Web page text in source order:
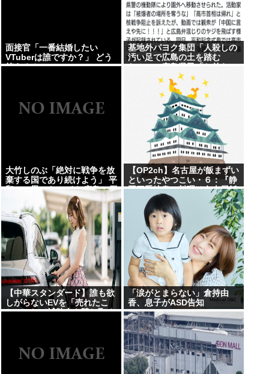
面接官「一番結婚したい
VTuberは誰ですか？」 どう
答える？
基地外パヨク集団「人殺しの
汚い足で広島の土を踏む
な！」→広島県民「お前らの
方が汚いんじゃ！」
大竹しのぶ「絶対に戦争を放
棄する国であり続けよう」 平
和への思いをつづる 広島に原
爆が投下されてから81年 #芸
能 | 沖縄は中国領土と主張さ
れたら
【OP2ch】名古屋が飯まずい
といったやつこい・６：『静
岡三重岐阜の料理は名古屋飯
みたいなもんやろ？』：・：
『名古屋の観光地一覧』【名
古屋以外】
【中華スタンダード】誰も欲
しがらないEVを「売れたこ
と」にして補助金を騙し取る
「涙がとまらない」倉持由
香、息子がASD告知